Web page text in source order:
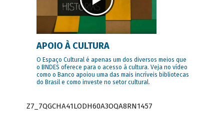
APOIO À CULTURA
O Espaço Cultural é apenas um dos diversos meios que
o BNDES oferece para o acesso à cultura. Veja no vídeo
como o Banco apoiou uma das mais incríveis bibliotecas
do Brasil e como investe no setor cultural.
Z7_7QGCHA41LODH60A3OQA8RN1457